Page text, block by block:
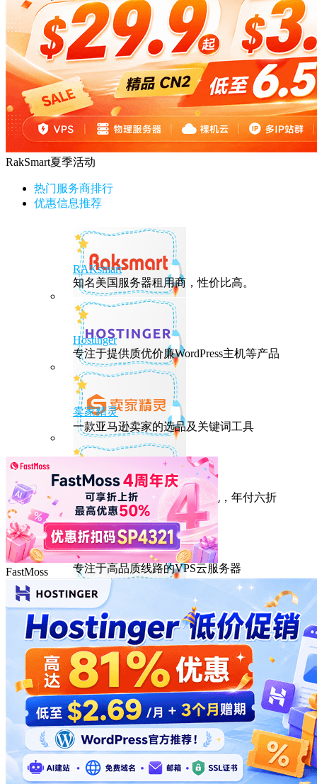
RakSmart夏季活动
热门服务商排行
优惠信息推荐
RAKsmart
知名美国服务器租用商，性价比高。
Hostinger
专注于提供质优价廉WordPress主机等产品
卖家精灵
一款亚马逊卖家的选品及关键词工具
HostEase
性能出众的高性价比美国主机，年付六折
DMIT
专注于高品质线路的VPS云服务器
FastMoss